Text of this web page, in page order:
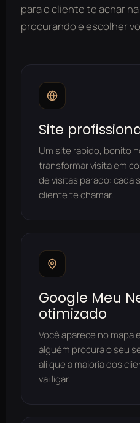
para o cliente te achar
procurando e escolher
Site
Um site rápido, bonito
transformar visita em
de visitas parado: cada
cliente te chamar.
Google Meu
otimizado
Você aparece no mapa
alguém procura o seu
ali que a maioria dos
vai ligar.